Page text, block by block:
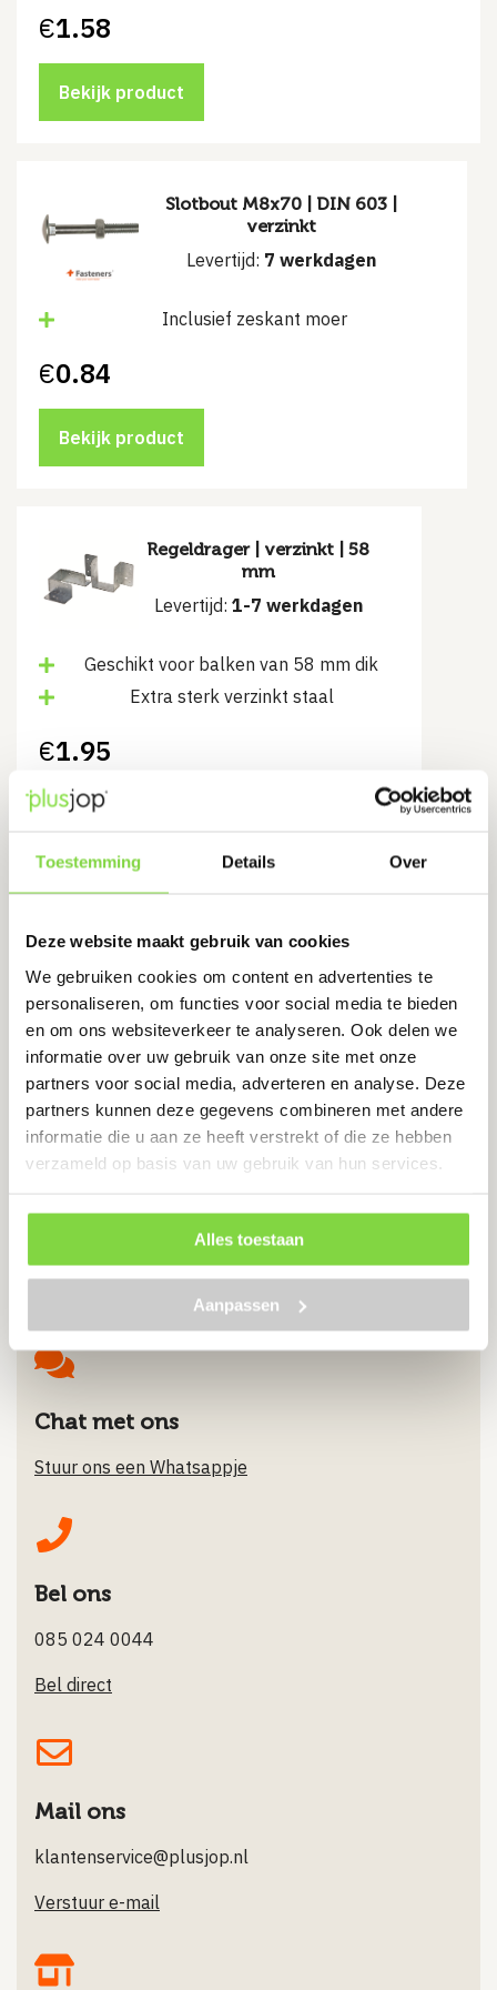
Toestemming Details Over
Deze website maakt gebruik van cookies
We gebruiken cookies om content en advertenties te
personaliseren, om functies voor social media te bieden
en om ons websiteverkeer te analyseren. Ook delen we
informatie over uw gebruik van onze site met onze
partners voor social media, adverteren en analyse. Deze
partners kunnen deze gegevens combineren met andere
informatie die u aan ze heeft verstrekt of die ze hebben
verzameld op basis van uw gebruik van hun services.
Alles toestaan
Aanpassen
€1.58
Bekijk product
Slotbout M8x70 | DIN 603 |
verzinkt
Levertijd: 7 werkdagen
Inclusief zeskant moer
€0.84
Bekijk product
Regeldrager | verzinkt | 58
mm
Levertijd: 1-7 werkdagen
Geschikt voor balken van 58 mm dik
Extra sterk verzinkt staal
€1.95
Bekijk product
KG
Levertijd:7 werkdagen
Verzinkt staal
Scherpe punten
Eenvoudige montage
€45.06
Chat met ons
Stuur ons een Whatsappje
Bel ons
085 024 0044
Bel direct
Mail ons
klantenservice@plusjop.nl
Verstuur e-mail